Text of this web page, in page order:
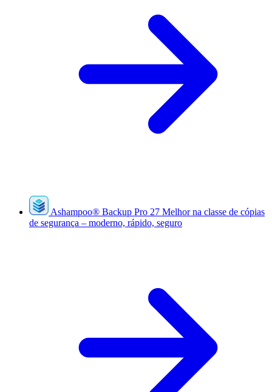
Ashampoo® Backup Pro 27 Melhor na classe de cópias
de segurança – moderno, rápido, seguro